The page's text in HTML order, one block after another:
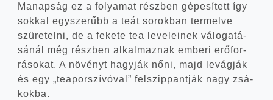
Manap­ság ez a folya­mat rész­ben gépe­sí­tett így
sok­kal egy­sze­rűbb a teát sorok­ban ter­mel­ve
szü­re­tel­ni, de a feke­te tea leve­le­i­nek válo­ga­tá­
sá­nál még rész­ben alkal­maz­nak embe­ri erő­for­
rá­so­kat. A növényt hagy­ják nőni, majd levág­ják
és egy „tea­por­szí­vó­val” fel­szip­pant­ják nagy zsá­
kok­ba.